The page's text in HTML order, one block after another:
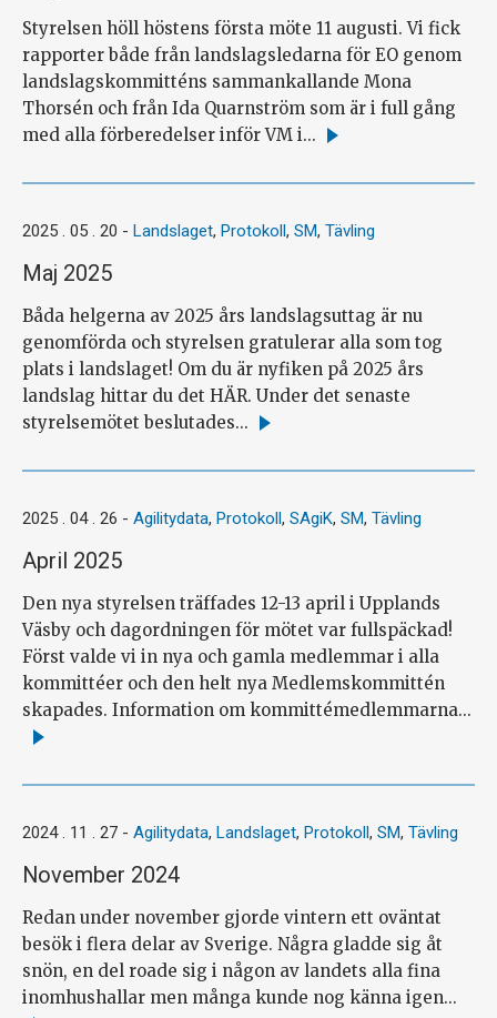
Styrelsen höll höstens första möte 11 augusti. Vi fick
rapporter både från landslagsledarna för EO genom
landslagskommitténs sammankallande Mona
Thorsén och från Ida Quarnström som är i full gång
med alla förberedelser inför VM i... Läs
2025 . 05 . 20 - Landslaget, Protokoll, SM, Tävling
Maj 2025
Båda helgerna av 2025 års landslagsuttag är nu
genomförda och styrelsen gratulerar alla som tog
plats i landslaget! Om du är nyfiken på 2025 års
landslag hittar du det HÄR. Under det senaste
styrelsemötet beslutades... Läs
2025 . 04 . 26 - Agilitydata, Protokoll, SAgiK, SM, Tävling
April 2025
Den nya styrelsen träffades 12-13 april i Upplands
Väsby och dagordningen för mötet var fullspäckad!
Först valde vi in nya och gamla medlemmar i alla
kommittéer och den helt nya Medlemskommittén
skapades. Information om kommittémedlemmarna...
Läs
2024 . 11 . 27 - Agilitydata, Landslaget, Protokoll, SM, Tävling
November 2024
Redan under november gjorde vintern ett oväntat
besök i flera delar av Sverige. Några gladde sig åt
snön, en del roade sig i någon av landets alla fina
inomhushallar men många kunde nog känna igen...